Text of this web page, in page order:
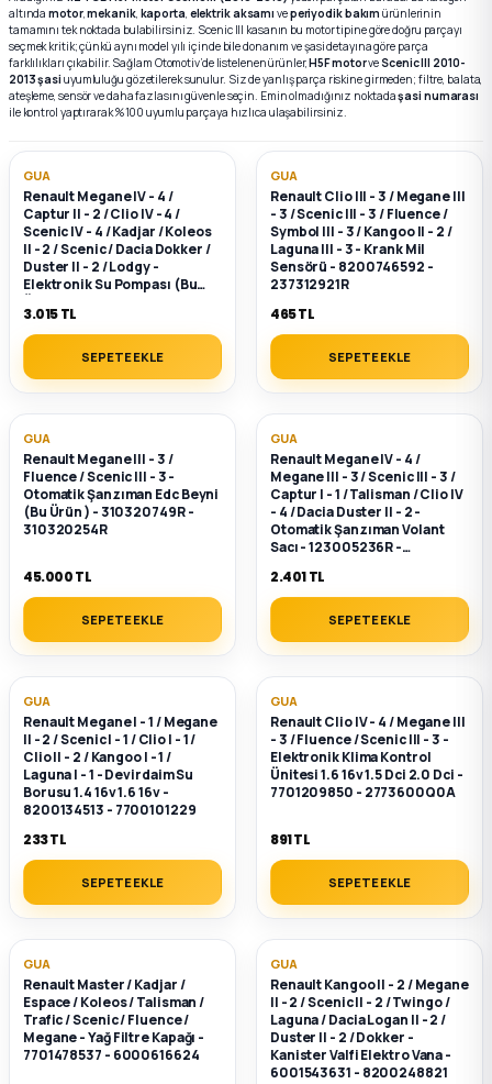
Parça
Parça
Parça
Parça
Parça
Megane E-TECH Yedek Parça
Sedan
Parça
Parça
altındamotor,mekanik, kaporta, elektrik aksamı veperiyodik bakım ürünlerinin
tamamını tek noktada bulabilirsiniz. Scenic III kasanın bu motor tipine göre doğru parçayı
seçmek kritik; çünkü aynı model yılı içinde bile donanım ve şasi detayına göre parça
farklılıkları çıkabilir. Sağlam Otomotiv’de listelenen ürünler,H5F motorveScenic III 2010-
2013 şasi uyumluluğu gözetilerek sunulur. Siz de yanlış parça riskine girmeden; filtre, balata,
ateşleme, sensör ve daha fazlasını güvenle seçin. Emin olmadığınız noktadaşasi numarası
ile kontrol yaptırarak %100 uyumlu parçaya hızlıca ulaşabilirsiniz.
GUA
Renault Megane IV - 4 /
Captur II - 2 / Clio IV - 4 /
Scenic IV - 4 / Kadjar / Koleos
II - 2 / Scenic / Dacia Dokker /
Duster II - 2 / Lodgy -
Elektronik Su Pompası (Bu
144B00004R
3.015 TL
SEPETE EKLE
GUA
Renault Clio III - 3 / Megane III
- 3 / Scenic III - 3 / Fluence /
Symbol III - 3 / Kangoo II - 2 /
Laguna III - 3 - Krank Mil
Sensörü - 8200746592 -
237312921R
465 TL
SEPETE EKLE
GUA
Renault Megane III - 3 /
Fluence / Scenic III - 3 -
Otomatik Şanzıman Edc Beyni
(Bu Ürün ) - 310320749R -
310320254R
45.000 TL
SEPETE EKLE
GUA
Renault Megane IV - 4 /
Megane III - 3 / Scenic III - 3 /
Captur I - 1 / Talisman / Clio IV
- 4 / Dacia Duster II - 2 -
Otomatik Şanzıman Volant
Sacı - 123005236R -
2.401 TL
SEPETE EKLE
GUA
Renault Megane I - 1 / Megane
II - 2 / Scenic I - 1 / Clio I - 1 /
Clio II - 2 / Kangoo I - 1 /
Laguna I - 1 - Devirdaim Su
Borusu 1.4 16v 1.6 16v -
8200134513 - 7700101229
233 TL
SEPETE EKLE
GUA
Renault Clio IV - 4 / Megane III
- 3 / Fluence / Scenic III - 3 -
Elektronik Klima Kontrol
Ünitesi 1.6 16v 1.5 Dci 2.0 Dci -
7701209850 - 2773600Q0A
891 TL
SEPETE EKLE
GUA
Renault Master / Kadjar /
Espace / Koleos / Talisman /
Trafic / Scenic / Fluence /
Megane - Yağ Filtre Kapağı -
7701478537 - 6000616624
GUA
Renault Kangoo II - 2 / Megane
II - 2 / Scenic II - 2 / Twingo /
Laguna / Dacia Logan II - 2 /
Duster II - 2 / Dokker -
Kanister Valfi Elektro Vana -
6001543631 - 8200248821